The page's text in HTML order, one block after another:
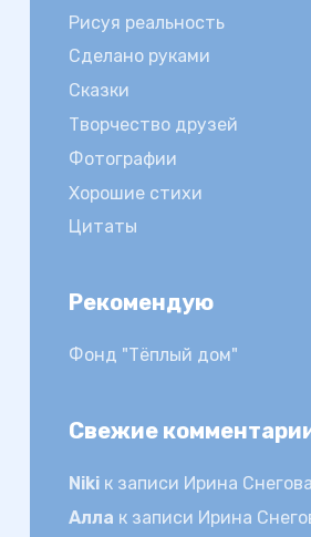
Рисуя реальность
Сделано руками
Сказки
Творчество друзей
Фотографии
Хорошие стихи
Цитаты
Рекомендую
Фонд "Тёплый дом"
Свежие
Nikiк записи Ирина
Алла к записи Ирина